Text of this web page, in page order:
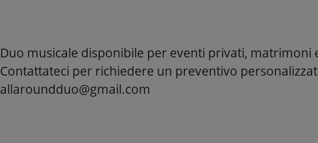
Duo musicale disponibile per eventi privati, matrimoni
Contattateci per richiedere un preventivo
allaroundduo@gmail.com